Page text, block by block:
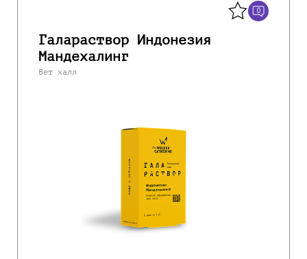
0
Галараствор Индонезия
Мандехалинг
Вет халл